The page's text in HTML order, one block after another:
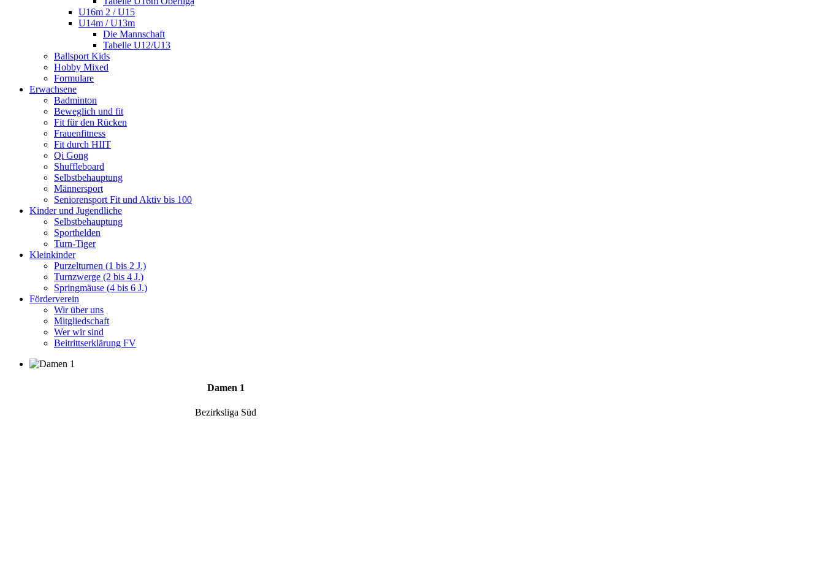
U16m 2 / U15
U14m / U13m
Die Mannschaft
Tabelle U12/U13
Ballsport Kids
Hobby Mixed
Formulare
Erwachsene
Badminton
Beweglich und fit
Fit für den Rücken
Frauenfitness
Fit durch HIIT
Qi Gong
Shuffleboard
Selbstbehauptung
Männersport
Seniorensport Fit und Aktiv bis 100
Kinder und Jugendliche
Selbstbehauptung
Sporthelden
Turn-Tiger
Kleinkinder
Purzelturnen (1 bis 2 J.)
Turnzwerge (2 bis 4 J.)
Springmäuse (4 bis 6 J.)
Förderverein
Wir über uns
Mitgliedschaft
Wer wir sind
Beitrittserklärung FV
Damen 1
Bezirksliga Süd